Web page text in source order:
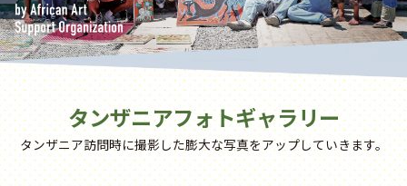
タンザニアフォトギャラリー
タンザニア訪問時に撮影した膨大な写真をアップしていきます。